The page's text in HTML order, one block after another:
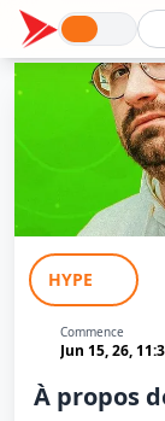
HYPE
Commence
Jun 15, 26,
À propos